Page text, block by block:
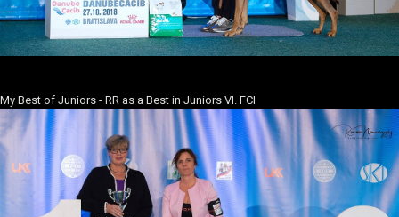
My Best of Juniors - RR as a Best in Juniors VI. FCI